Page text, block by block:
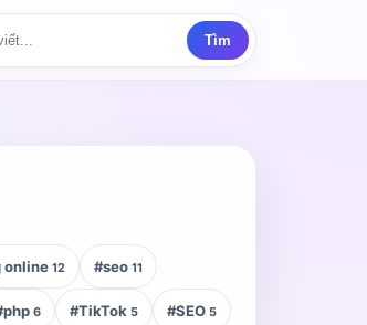
Tìm
online12 #seo11
6 #TikTok5 #SEO5